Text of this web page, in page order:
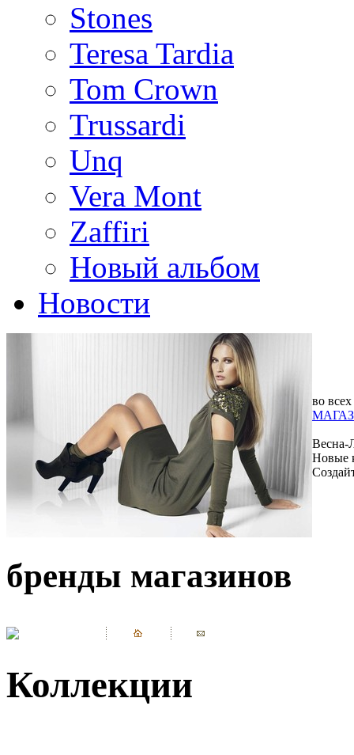
Stones
Teresa Tardia
Tom Crown
Trussardi
Unq
Vera Mont
Zaffiri
Новый альбом
Новости
во всех
Весна-
Новые
бренды магазинов
Коллекции